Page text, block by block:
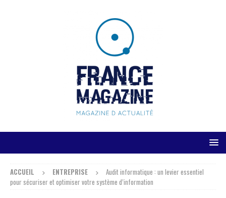
ACCUEIL ENTREPRISE
Audit informatique : un levier essentiel
pour sécuriser et optimiser votre système d’information